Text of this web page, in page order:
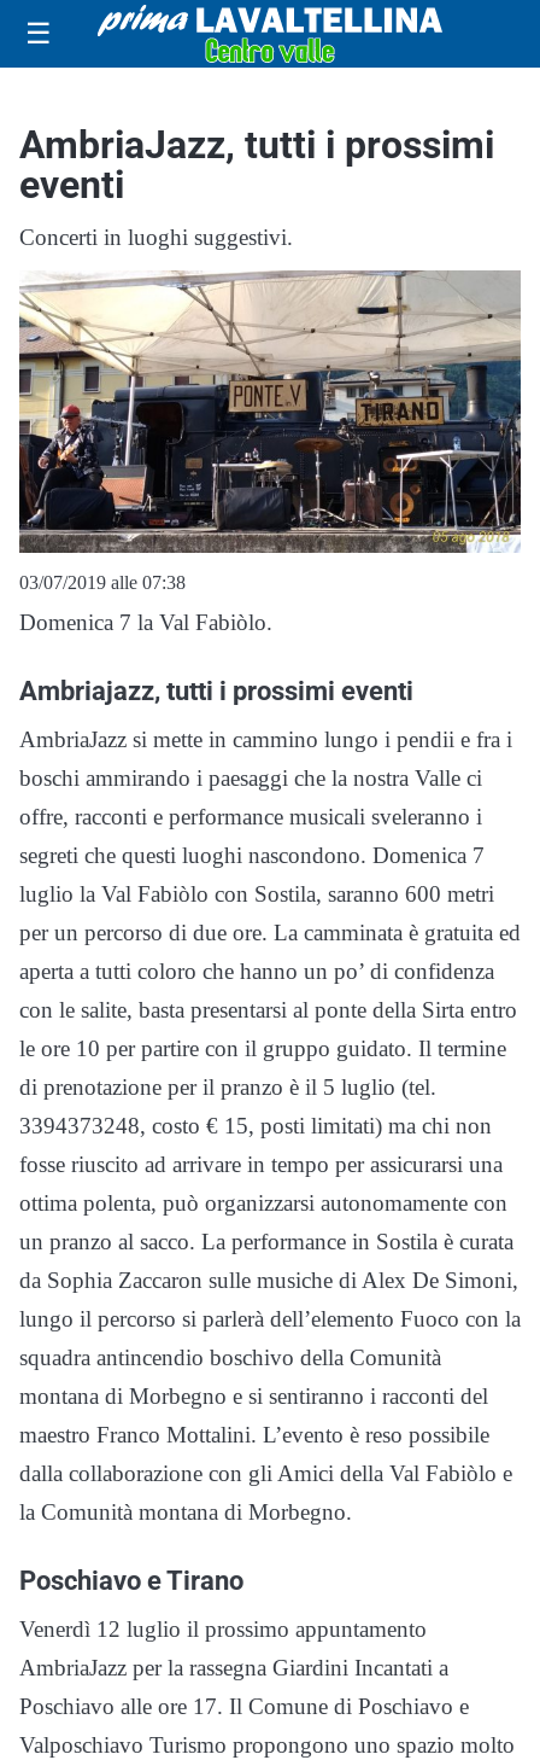
☰
AmbriaJazz, tutti i prossimi
eventi
Concerti in luoghi suggestivi.
03/07/2019 alle 07:38
Domenica 7 la Val Fabiòlo.
Ambriajazz, tutti i prossimi eventi
AmbriaJazz si mette in cammino lungo i pendii e fra i
boschi ammirando i paesaggi che la nostra Valle ci
offre, racconti e performance musicali sveleranno i
segreti che questi luoghi nascondono. Domenica 7
luglio la Val Fabiòlo con Sostila, saranno 600 metri
per un percorso di due ore. La camminata è gratuita ed
aperta a tutti coloro che hanno un po’ di confidenza
con le salite, basta presentarsi al ponte della Sirta entro
le ore 10 per partire con il gruppo guidato. Il termine
di prenotazione per il pranzo è il 5 luglio (tel.
3394373248, costo € 15, posti limitati) ma chi non
fosse riuscito ad arrivare in tempo per assicurarsi una
ottima polenta, può organizzarsi autonomamente con
un pranzo al sacco. La performance in Sostila è curata
da Sophia Zaccaron sulle musiche di Alex De Simoni,
lungo il percorso si parlerà dell’elemento Fuoco con la
squadra antincendio boschivo della Comunità
montana di Morbegno e si sentiranno i racconti del
maestro Franco Mottalini. L’evento è reso possibile
dalla collaborazione con gli Amici della Val Fabiòlo e
la Comunità montana di Morbegno.
Poschiavo e Tirano
Venerdì 12 luglio il prossimo appuntamento
AmbriaJazz per la rassegna Giardini Incantati a
Poschiavo alle ore 17. Il Comune di Poschiavo e
Valposchiavo Turismo propongono uno spazio molto